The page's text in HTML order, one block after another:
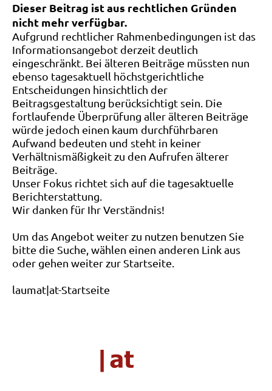
Dieser Beitrag ist aus rechtlichen Gründen
nicht mehr verfügbar.
Aufgrund rechtlicher Rahmenbedingungen ist das
Informationsangebot derzeit deutlich
eingeschränkt. Bei älteren Beiträge müssten nun
ebenso tagesaktuell höchstgerichtliche
Entscheidungen hinsichtlich der
Beitragsgestaltung berücksichtigt sein. Die
fortlaufende Überprüfung aller älteren Beiträge
würde jedoch einen kaum durchführbaren
Aufwand bedeuten und steht in keiner
Verhältnismäßigkeit zu den Aufrufen älterer
Beiträge.
Unser Fokus richtet sich auf die tagesaktuelle
Berichterstattung.
Wir danken für Ihr Verständnis!
Um das Angebot weiter zu nutzen benutzen Sie
bitte die Suche, wählen einen anderen Link aus
oder gehen weiter zur Startseite.
laumat|at-Startseite